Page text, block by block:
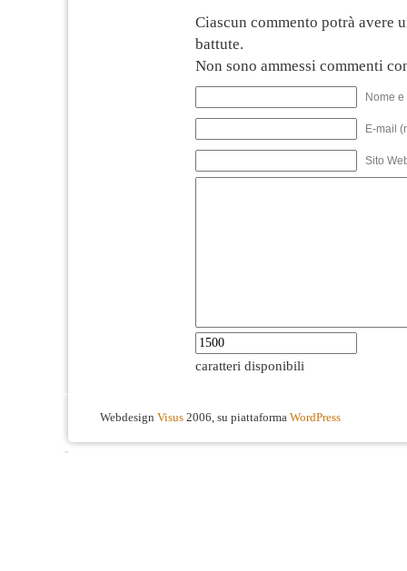
Ciascun commento potrà avere
battute.
Non sono ammessi commenti
Nome
E-mail
Sito
caratteri disponibili
Webdesign Visus 2006, su piattaforma WordPress